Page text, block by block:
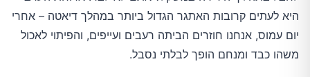
למה ארוחת ערב קלה עוזרת לירידה במשקל?
5 ארוחות ערב קלות ומשביעות
היא לעתים קרובות האתגר הגדול ביותר במהלך דיאטה – אחרי
יום עמוס, אנחנו חוזרים הביתה רעבים ועייפים, והפיתוי לאכול
משהו כבד ומנחם הופך לבלתי נסבל.